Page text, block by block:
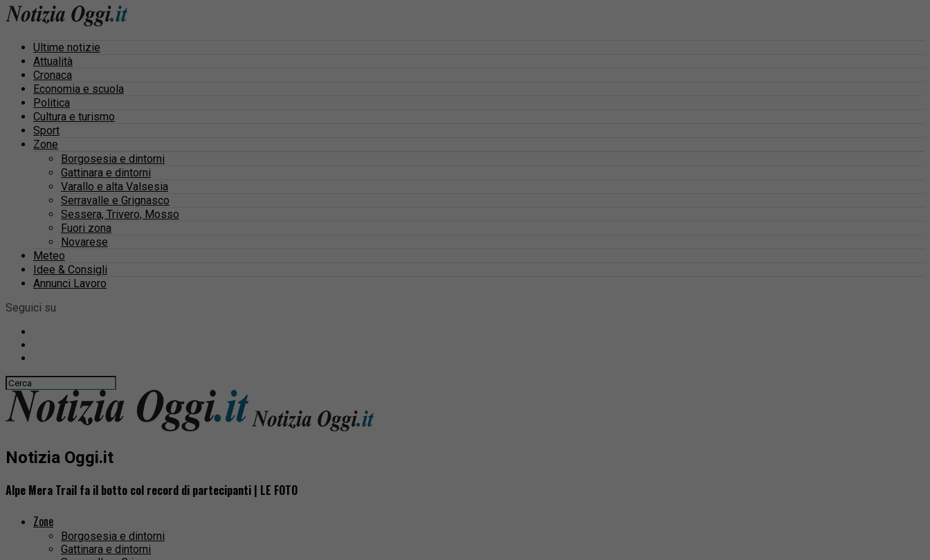
Ultime notizie
Attualità
Cronaca
Economia e scuola
Politica
Cultura e turismo
Sport
Zone
Borgosesia e dintorni
Gattinara e dintorni
Varallo e alta Valsesia
Serravalle e Grignasco
Sessera, Trivero, Mosso
Fuori zona
Novarese
Meteo
Idee & Consigli
Annunci Lavoro
Seguici su
Notizia Oggi.it
Alpe Mera Trail fa il botto col record di partecipanti | LE FOTO
Zone
Borgosesia e dintorni
Gattinara e dintorni